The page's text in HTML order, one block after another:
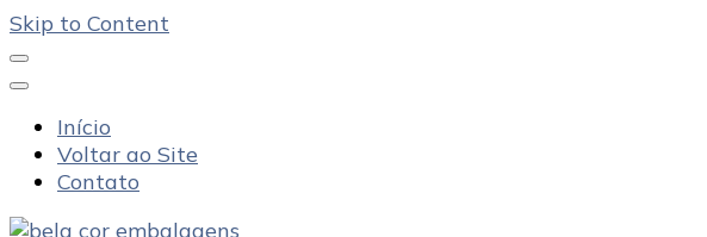
Skip to Content
Início
Voltar ao Site
Contato